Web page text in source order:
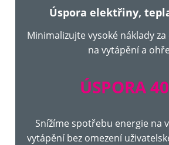
Úspora elektřiny,
Minimalizujte vysoké náklady
na vytápění a
ÚSPORA
Snížíme spotřebu energie na
vytápění bez omezení